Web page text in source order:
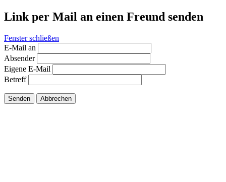
Link per Mail an einen Freund senden
Fenster schließen
E-Mail an
Absender
Eigene E-Mail
Betreff
Senden Abbrechen